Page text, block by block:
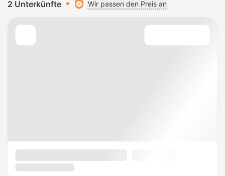
2 Unterkünfte Wir passen den Preis an